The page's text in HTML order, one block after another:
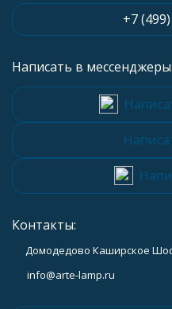
+7
Написать в мессенджеры:
Контакты:
Домодедово Каширское
info@arte-lamp.ru